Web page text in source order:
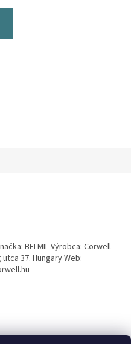
BELMIL Výrobca: Corwell
37. Hungary Web: